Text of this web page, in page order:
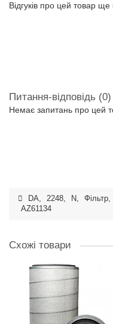
Відгуків про цей товар ще
Питання-відповідь (0)
Немає запитань про цей
DA, 2248, N, Фільтр,
AZ61134
Схожі товари